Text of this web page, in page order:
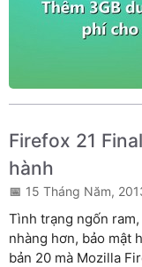
Firefox 21
hành
15 Tháng Năm,
Tình trạng ngốn
nhàng hơn, bảo mật
bản 20 mà Mozilla